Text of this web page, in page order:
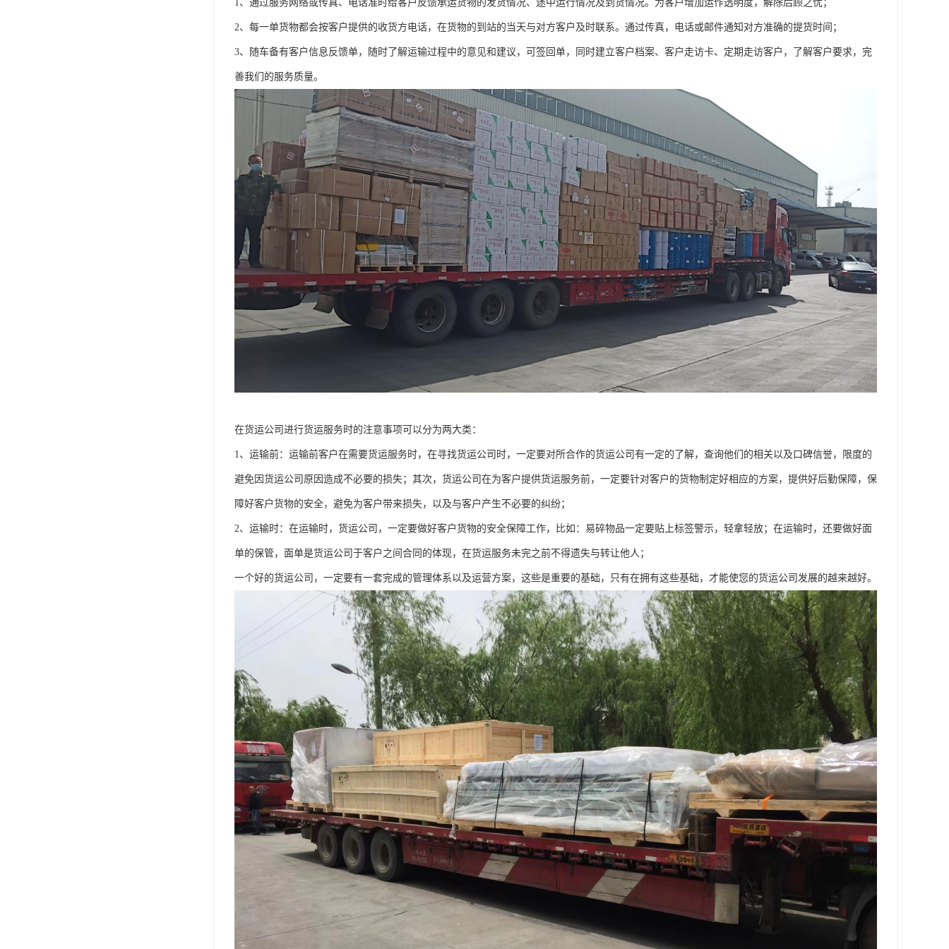
1、通过服务网络或传真、电话准时给客户反馈承运货物的发货情况、途中运行情况及到货情况。为客户增加运作透明度，解除后顾之忧；
2、每一单货物都会按客户提供的收货方电话，在货物的到站的当天与对方客户及时联系。通过传真，电话或邮件通知对方准确的提货时间；
3、随车备有客户信息反馈单，随时了解运输过程中的意见和建议，可签回单，同时建立客户档案、客户走访卡、定期走访客户，了解客户要求，完
善我们的服务质量。
在货运公司进行货运服务时的注意事项可以分为两大类：
1、运输前：运输前客户在需要货运服务时，在寻找货运公司时，一定要对所合作的货运公司有一定的了解，查询他们的相关以及口碑信誉，限度的
避免因货运公司原因造成不必要的损失；其次，货运公司在为客户提供货运服务前，一定要针对客户的货物制定好相应的方案，提供好后勤保障，保
障好客户货物的安全，避免为客户带来损失，以及与客户产生不必要的纠纷；
2、运输时：在运输时，货运公司，一定要做好客户货物的安全保障工作，比如：易碎物品一定要贴上标签警示，轻拿轻放；在运输时，还要做好面
单的保管，面单是货运公司于客户之间合同的体现，在货运服务未完之前不得遗失与转让他人；
一个好的货运公司，一定要有一套完成的管理体系以及运营方案，这些是重要的基础，只有在拥有这些基础，才能使您的货运公司发展的越来越好。